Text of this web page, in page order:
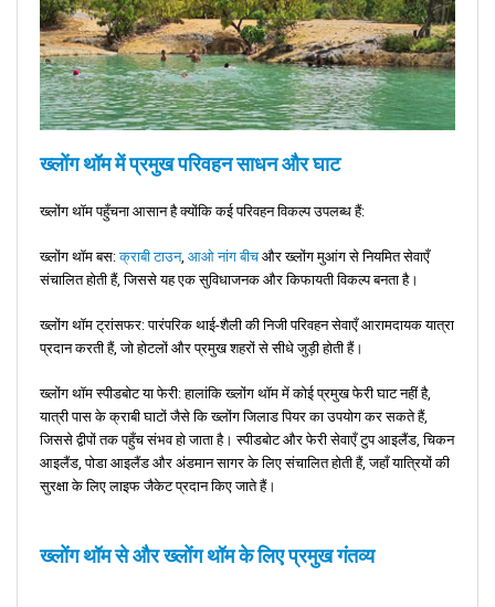
ख्लोंग थॉम में प्रमुख परिवहन साधन और घाट
ख्लोंग थॉम पहुँचना आसान है क्योंकि कई परिवहन विकल्प उपलब्ध हैं:
ख्लोंग थॉम बस:क्राबी टाउन, आओ नांग बीचऔर ख्लोंग मुआंग से नियमित सेवाएँ
संचालित होती हैं, जिससे यह एक सुविधाजनक और किफायती विकल्प बनता है।
ख्लोंग थॉम ट्रांसफर: पारंपरिक थाई-शैली की निजी परिवहन सेवाएँ आरामदायक यात्रा
प्रदान करती हैं, जो होटलों और प्रमुख शहरों से सीधे जुड़ी होती हैं।
ख्लोंग थॉम स्पीडबोट या फेरी: हालांकि ख्लोंग थॉम में कोई प्रमुख फेरी घाट नहीं है,
यात्री पास के क्राबी घाटों जैसे कि ख्लोंग जिलाड पियर का उपयोग कर सकते हैं,
जिससे द्वीपों तक पहुँच संभव हो जाता है। स्पीडबोट और फेरी सेवाएँ टुप आइलैंड, चिकन
आइलैंड, पोडा आइलैंड और अंडमान सागर के लिए संचालित होती हैं, जहाँ यात्रियों की
सुरक्षा के लिए लाइफ जैकेट प्रदान किए जाते हैं।
ख्लोंग थॉम से और ख्लोंग थॉम के लिए प्रमुख गंतव्य